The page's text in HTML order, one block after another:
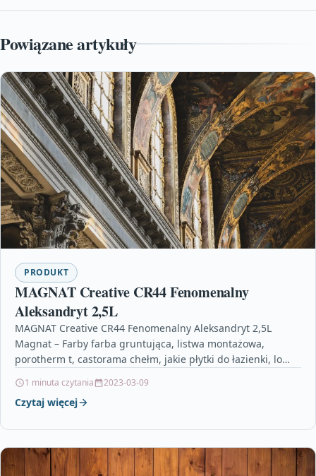
Powiązane artykuły
PRODUKT
MAGNAT Creative CR44 Fenomenalny
Aleksandryt 2,5L
MAGNAT Creative CR44 Fenomenalny Aleksandryt 2,5L
Magnat – Farby farba gruntująca, listwa montażowa,
porotherm t, castorama chełm, jakie płytki do łazienki, lo
1 minuta czytania 2023-03-09
Czytaj więcej